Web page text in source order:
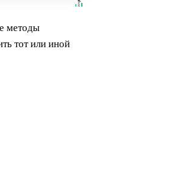
методы
тот или иной